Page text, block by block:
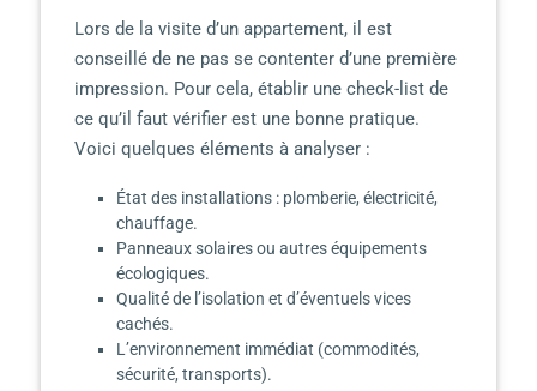
Lors de la visite d’un appartement, il est
conseillé de ne pas se contenter d’une première
impression. Pour cela, établir une check-list de
ce qu’il faut vérifier est une bonne pratique.
Voici quelques éléments à analyser :
État des installations : plomberie, électricité,
chauffage.
Panneaux solaires ou autres équipements
écologiques.
Qualité de l’isolation et d’éventuels vices
cachés.
L’environnement immédiat (commodités,
sécurité, transports).